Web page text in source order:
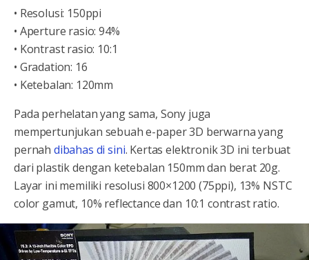
• Resolusi: 150ppi
• Aperture rasio: 94%
• Kontrast rasio: 10:1
• Gradation: 16
• Ketebalan: 120mm
Pada perhelatan yang sama, Sony juga
mempertunjukan sebuah e-paper 3D berwarna yang
pernah dibahas di sini. Kertas elektronik 3D ini terbuat
dari plastik dengan ketebalan 150mm dan berat 20g.
Layar ini memiliki resolusi 800×1200 (75ppi), 13% NSTC
color gamut, 10% reflectance dan 10:1 contrast ratio.